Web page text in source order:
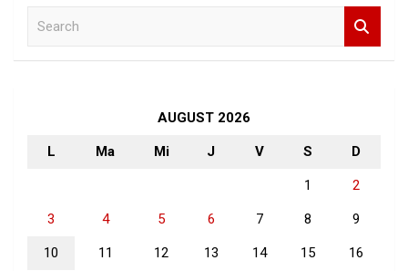
AUGUST 2026
L Ma Mi J V S D
1 2
3 4 5 6 7 8 9
10 11 12 13 14 15 16